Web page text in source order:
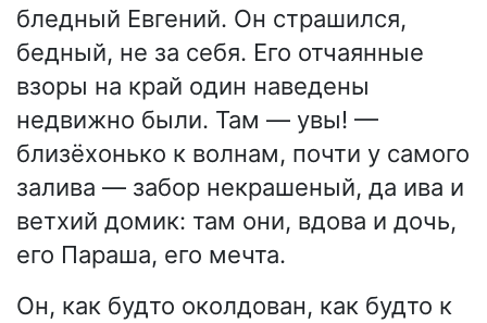
бледный Евгений. Он страшился,
бедный, не за себя. Его отчаянные
взоры на край один наведены
недвижно были. Там — увы! —
близёхонько к волнам, почти у самого
залива — забор некрашеный, да ива и
ветхий домик: там они, вдова и дочь,
его Параша, его мечта.
Он, как будто околдован, как будто к